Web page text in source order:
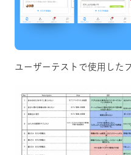
ユーザーテストで使用した